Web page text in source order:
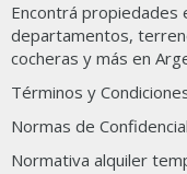
Aún no
Encontrá propiedades
departamentos,
cocheras y más en
Términos y
Normas de
Normativa alquiler